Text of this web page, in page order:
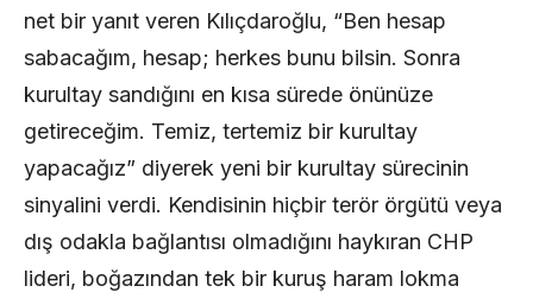
net bir yanıt veren Kılıçdaroğlu, “Ben hesap
sabacağım, hesap; herkes bunu bilsin. Sonra
kurultay sandığını en kısa sürede önünüze
getireceğim. Temiz, tertemiz bir kurultay
yapacağız” diyerek yeni bir kurultay sürecinin
sinyalini verdi. Kendisinin hiçbir terör örgütü veya
dış odakla bağlantısı olmadığını haykıran CHP
lideri, boğazından tek bir kuruş haram lokma